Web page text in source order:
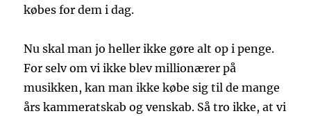
købes for dem i dag.
Nu skal man jo heller ikke gøre alt op i penge.
For selv om vi ikke blev millionærer på
musikken, kan man ikke købe sig til de mange
års kammeratskab og venskab. Så tro ikke, at vi